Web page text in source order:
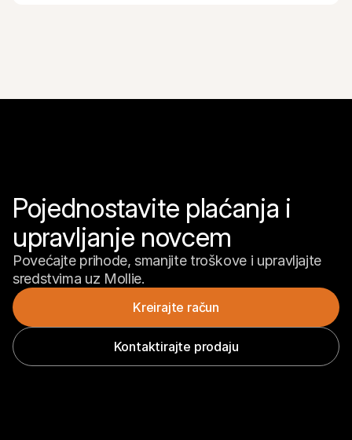
Pojednostavite plaćanja i
upravljanje novcem
Povećajte prihode, smanjite troškove i upravljajte
sredstvima uz Mollie.
Kreirajte račun
Kontaktirajte prodaju